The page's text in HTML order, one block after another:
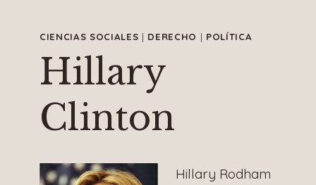
CIENCIAS SOCIALES | DERECHO | POLÍTICA
Hillary
Clinton
Hillary Rodham